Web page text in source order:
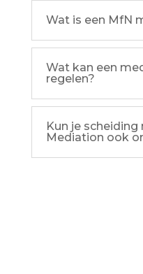
Wat is een MfN
Wat kan een
regelen?
Kun je scheiding
Mediation ook